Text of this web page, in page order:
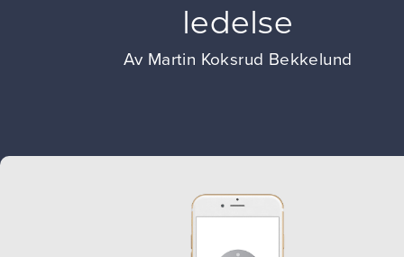
ledelse
Av Martin Koksrud Bekkelund